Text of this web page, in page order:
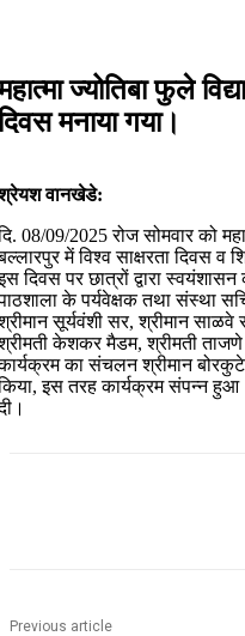
ज्योतिबा फुले
मनाया गया।
वानखेडे:
08/09/2025 रोज सोमवार को
में विश्व साक्षरता दिवस व
दिवस पर छात्रों द्वारा
के पर्यवेक्षक तथा संस्था
सूर्यवंशी सर, श्रीमान
केशकर मैडम, श्रीमती
का संचलन श्रीमान
इस तरह कार्यक्रम संपन्न
Previous article